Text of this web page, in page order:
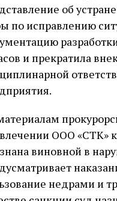
об
по исправлению
и прекратила
ООО «СТК»
виновной в
недрами и